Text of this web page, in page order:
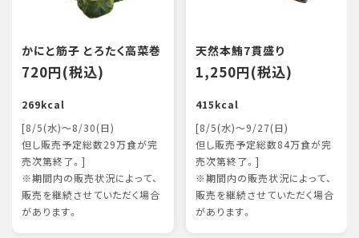
かにと筋子 とろたく高菜巻
720円(税込)
269kcal
[8/5(水)～8/30(日)
但し販売予定総数29万食が完
売次第終了。]
※期間内の販売状況によって、
販売を継続させていただく場合
があります。
天然本鮪7貫盛り
1,250円(税込)
415kcal
[8/5(水)～9/27(日)
但し販売予定総数84万食が完
売次第終了。]
※期間内の販売状況によって、
販売を継続させていただく場合
があります。